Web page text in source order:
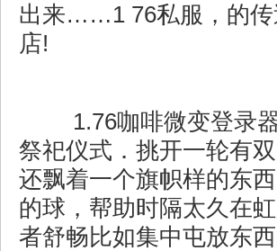
出来……1 76私服，的传
店!
1.76咖啡微变登录
祭祀仪式．挑开一轮有
还飘着一个旗帜样的东
的球，帮助时隔太久在
者舒畅比如集中屯放东